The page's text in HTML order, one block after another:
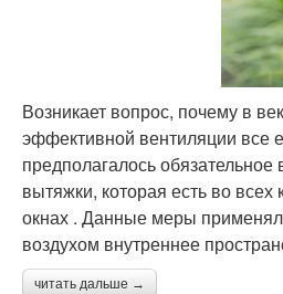
Возникает вопрос, почему в
эффективной вентиляции все
предполагалось
вытяжки, которая есть во
окнах . Данные меры
воздухом внутреннее
читать дальше →